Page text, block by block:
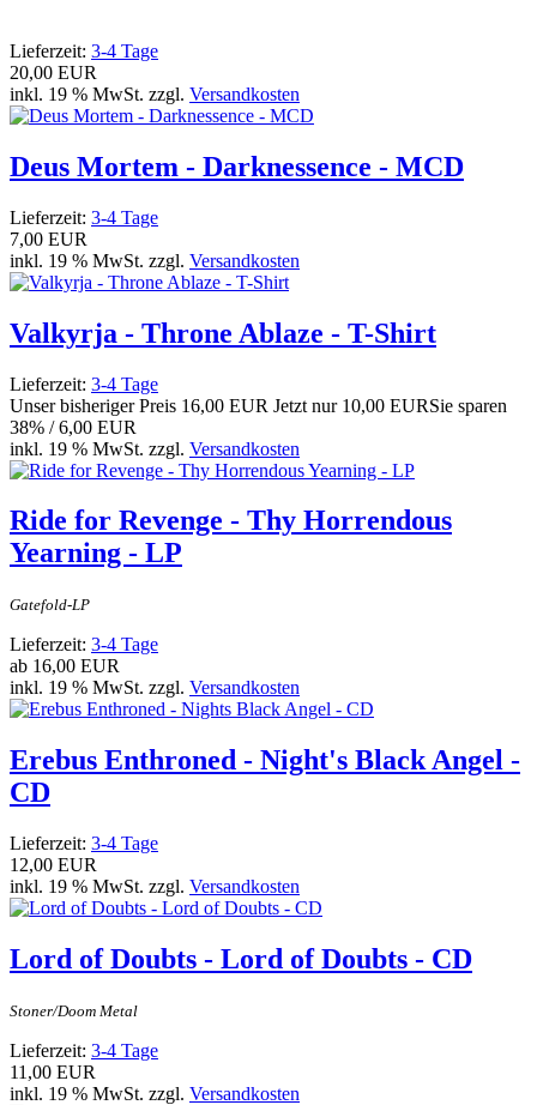
Lieferzeit: 3-4 Tage
20,00 EUR
inkl. 19 % MwSt. zzgl. Versandkosten
Deus Mortem - Darknessence - MCD
Lieferzeit: 3-4 Tage
7,00 EUR
inkl. 19 % MwSt. zzgl. Versandkosten
Valkyrja - Throne Ablaze - T-Shirt
Lieferzeit: 3-4 Tage
Unser bisheriger Preis 16,00 EUR Jetzt nur 10,00 EURSie sparen
38% / 6,00 EUR
inkl. 19 % MwSt. zzgl. Versandkosten
Ride for Revenge - Thy Horrendous
Yearning - LP
Gatefold-LP
Lieferzeit: 3-4 Tage
ab 16,00 EUR
inkl. 19 % MwSt. zzgl. Versandkosten
Erebus Enthroned - Night's Black Angel -
CD
Lieferzeit: 3-4 Tage
12,00 EUR
inkl. 19 % MwSt. zzgl. Versandkosten
Lord of Doubts - Lord of Doubts - CD
Stoner/Doom Metal
Lieferzeit: 3-4 Tage
11,00 EUR
inkl. 19 % MwSt. zzgl. Versandkosten